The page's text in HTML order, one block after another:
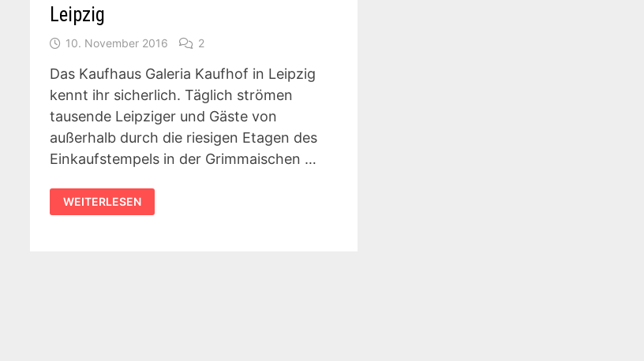
Leipzig
10. November 2016 2
Das Kaufhaus Galeria Kaufhof in Leipzig
kennt ihr sicherlich. Täglich strömen
tausende Leipziger und Gäste von
außerhalb durch die riesigen Etagen des
Einkaufstempels in der Grimmaischen …
LEONARDS
RESTAURANT
UND
WEITERLESEN